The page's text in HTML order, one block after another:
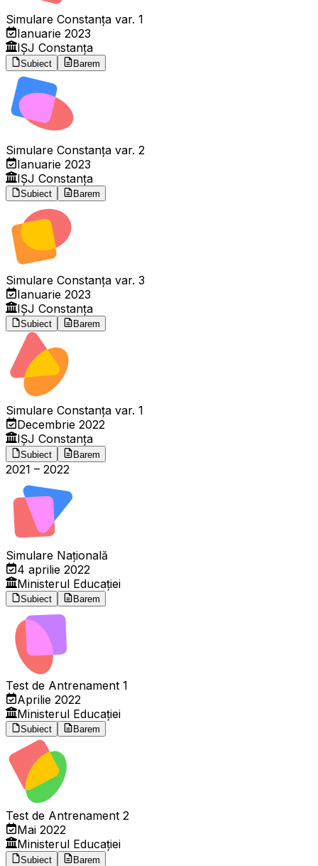
Simulare Constanța var. 1
Ianuarie 2023
IȘJ Constanța
Subiect Barem
Simulare Constanța var. 2
Ianuarie 2023
IȘJ Constanța
Subiect Barem
Simulare Constanța var. 3
Ianuarie 2023
IȘJ Constanța
Subiect Barem
Simulare Constanța var. 1
Decembrie 2022
IȘJ Constanța
Subiect Barem
2021 – 2022
Simulare Națională
4 aprilie 2022
Ministerul Educației
Subiect Barem
Test de Antrenament 1
Aprilie 2022
Ministerul Educației
Subiect Barem
Test de Antrenament 2
Mai 2022
Ministerul Educației
Subiect Barem